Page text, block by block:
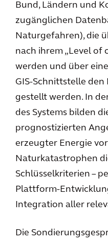
Bund, Ländern und
zugänglichen
Naturgefahren), die
nach ihrem „Level of
werden und über
GIS-Schnittstelle
gestellt werden. In
des Systems bilden
prognostizierten
erzeugter Energie
Naturkatastrophen
Schlüsselkriterien –
Plattform-
Integration aller
Die